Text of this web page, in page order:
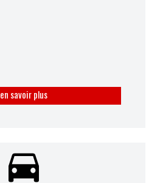
en savoir plus